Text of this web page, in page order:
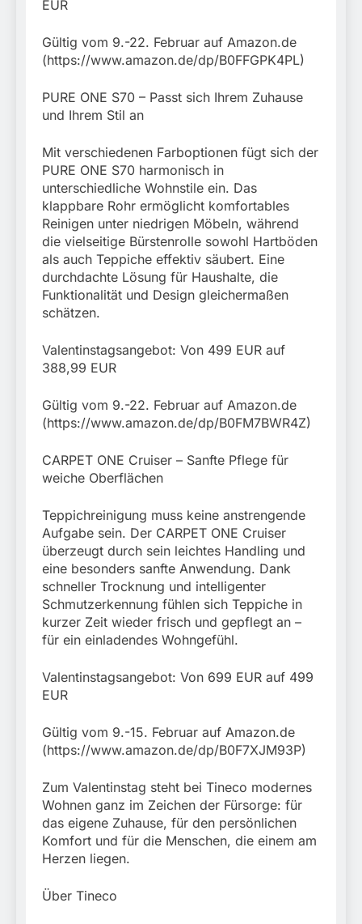
EUR
Gültig vom 9.-22. Februar auf Amazon.de
(https://www.amazon.de/dp/B0FFGPK4PL)
PURE ONE S70 – Passt sich Ihrem Zuhause
und Ihrem Stil an
Mit verschiedenen Farboptionen fügt sich der
PURE ONE S70 harmonisch in
unterschiedliche Wohnstile ein. Das
klappbare Rohr ermöglicht komfortables
Reinigen unter niedrigen Möbeln, während
die vielseitige Bürstenrolle sowohl Hartböden
als auch Teppiche effektiv säubert. Eine
durchdachte Lösung für Haushalte, die
Funktionalität und Design gleichermaßen
schätzen.
Valentinstagsangebot: Von 499 EUR auf
388,99 EUR
Gültig vom 9.-22. Februar auf Amazon.de
(https://www.amazon.de/dp/B0FM7BWR4Z)
CARPET ONE Cruiser – Sanfte Pflege für
weiche Oberflächen
Teppichreinigung muss keine anstrengende
Aufgabe sein. Der CARPET ONE Cruiser
überzeugt durch sein leichtes Handling und
eine besonders sanfte Anwendung. Dank
schneller Trocknung und intelligenter
Schmutzerkennung fühlen sich Teppiche in
kurzer Zeit wieder frisch und gepflegt an –
für ein einladendes Wohngefühl.
Valentinstagsangebot: Von 699 EUR auf 499
EUR
Gültig vom 9.-15. Februar auf Amazon.de
(https://www.amazon.de/dp/B0F7XJM93P)
Zum Valentinstag steht bei Tineco modernes
Wohnen ganz im Zeichen der Fürsorge: für
das eigene Zuhause, für den persönlichen
Komfort und für die Menschen, die einem am
Herzen liegen.
Über Tineco